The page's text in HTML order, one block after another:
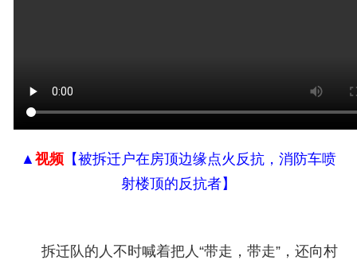
▲ 视频 【被拆迁户在房顶边缘点火反抗，消防车喷
射楼顶的反抗者】
拆迁队的人不时喊着把人“带走，带走”，还向村